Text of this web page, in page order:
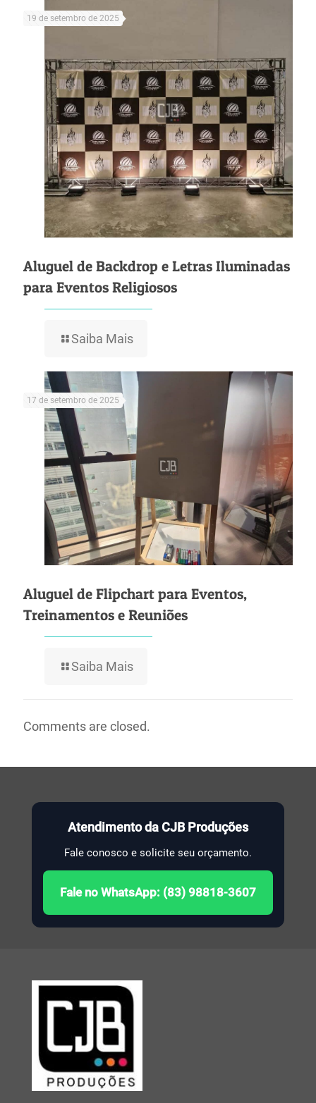
19 de setembro de 2025
Aluguel de Backdrop e Letras Iluminadas
para Eventos Religiosos
Saiba Mais
17 de setembro de 2025
Aluguel de Flipchart para Eventos,
Treinamentos e Reuniões
Saiba Mais
Comments are closed.
Atendimento da CJB Produções
Fale conosco e solicite seu orçamento.
Fale no WhatsApp: (83) 98818-3607